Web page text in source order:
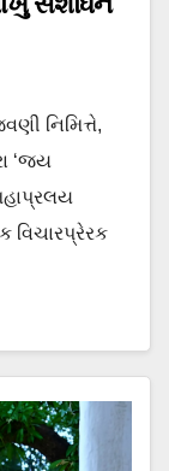
નિમિત્તે,
‘જય
વિચારપ્રેરક